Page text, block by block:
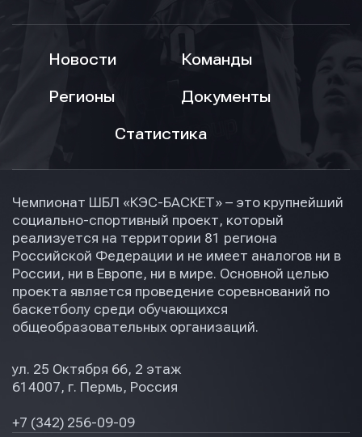
Новости
Команды
Регионы
Документы
Статистика
Чемпионат ШБЛ «КЭС-БАСКЕТ» – это крупнейший
социально-спортивный проект, который
реализуется на территории 81 региона
Российской Федерации и не имеет аналогов ни в
России, ни в Европе, ни в мире. Основной целью
проекта является проведение соревнований по
баскетболу среди обучающихся
общеобразовательных организаций.
ул. 25 Октября 66, 2 этаж
614007, г. Пермь, Россия
+7 (342) 256-09-09